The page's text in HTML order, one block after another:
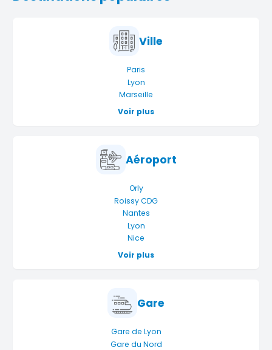
Ville
Paris
Lyon
Marseille
Voir plus
Aéroport
Orly
Roissy CDG
Nantes
Lyon
Nice
Voir plus
Gare
Gare de Lyon
Gare du Nord